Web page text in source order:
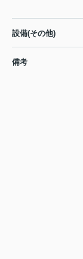
設備(その他)
備考